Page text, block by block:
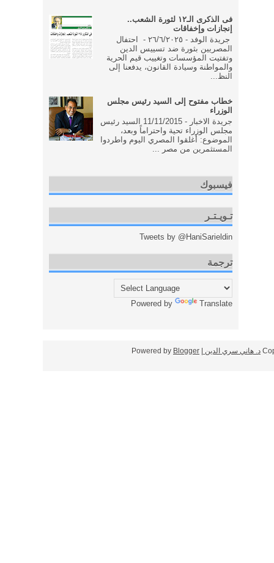
فى الذكرى الـ١٢ لثورة الشعب..
إنجازات وإخفاقات
جريدة الوفد - ٢٦/٦/٢٠٢٥ - احتفال
المصريين بثورة ضد تسييس الدين
وتفتيت المؤسسات وتغييب قيم الحرية
والمواطنة وسيادة القانون، يدفعنا إلى
النظ...
خطاب مفتوح إلى السيد رئيس مجلس
الوزراء
جريدة الاخبار - 11/11/2015 السيد رئيس
مجلس الوزراء تحية واحتراماً وبعد،
الموضوع: أغلقوا المصري اليوم واطردوا
المستثمرين من مصر ...
فيسبوك
تـويـتـر
Tweets by @HaniSarieldin
ترجمة
Powered by Translate
د. هاني سري الدين | Powered by
Blogger